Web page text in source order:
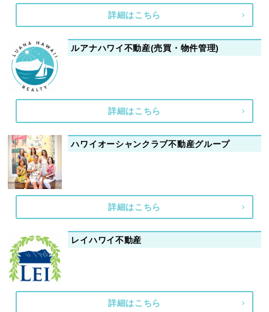
詳細はこちら
ルアナハワイ不動産(売買・物件管理)
詳細はこちら
ハワイオーシャンクラブ不動産グループ
詳細はこちら
レイハワイ不動産
詳細はこちら